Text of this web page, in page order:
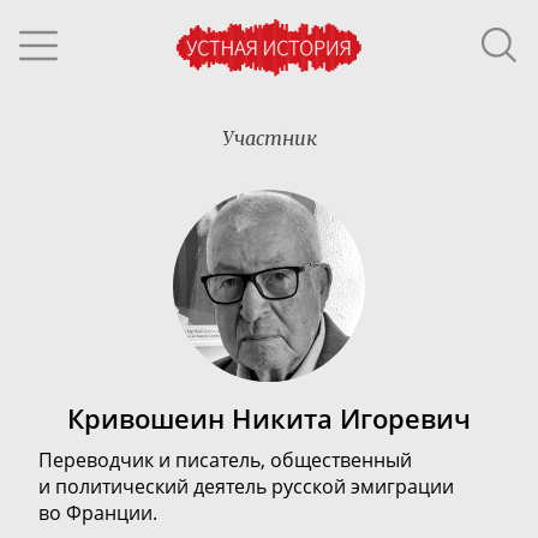
Участник
Кривошеин Никита Игоревич
Переводчик и писатель, общественный
и политический деятель русской эмиграции
во Франции.